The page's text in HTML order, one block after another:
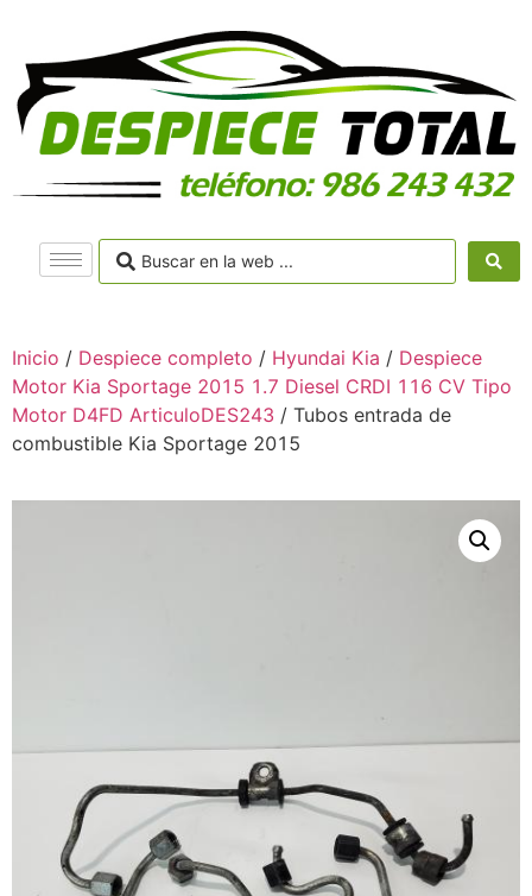
Inicio / Despiece completo / Hyundai Kia / Despiece
Motor Kia Sportage 2015 1.7 Diesel CRDI 116 CV Tipo
Motor D4FD ArticuloDES243 / Tubos entrada de
combustible Kia Sportage 2015